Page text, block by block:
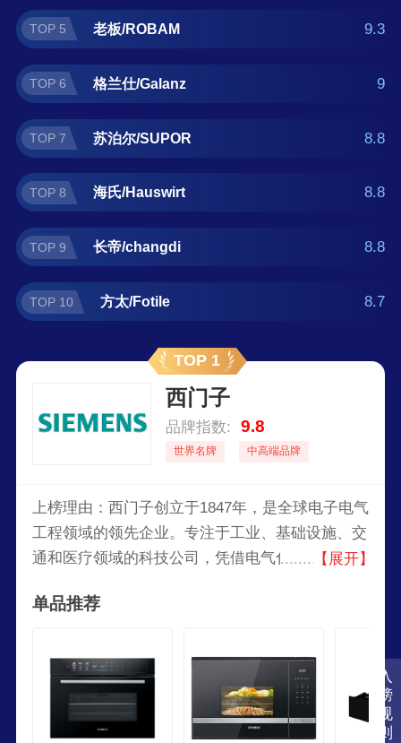
入
榜
规
则
TOP 5 老板/ROBAM 9.3
TOP 6 格兰仕/Galanz 9
TOP 7 苏泊尔/SUPOR 8.8
TOP 8 海氏/Hauswirt 8.8
TOP 9 长帝/changdi 8.8
TOP 10 方太/Fotile 8.7
TOP 1
西门子
品牌指数: 9.8
世界名牌 中高端品牌
上榜理由：西门子创立于1847年，是全球电子电气
工程领域的领先企业。专注于工业、基础设施、交
通和医疗领域的科技公司，凭借电气化、自动化和
工业自动化、驱动和软件等领域为客户提供解决方
【展开】
单品推荐